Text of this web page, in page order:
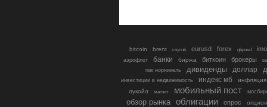
bitcoin brent cnyrub eurusd forex gbpusd
аэрофлот банки биржа биткоин брокеры
гмк норникель
дивиденды доллар
инвестиции в недвижимость индекс мб
инфляция
лукойл
магнит мобильный пост
обзор рынка облигации опрос